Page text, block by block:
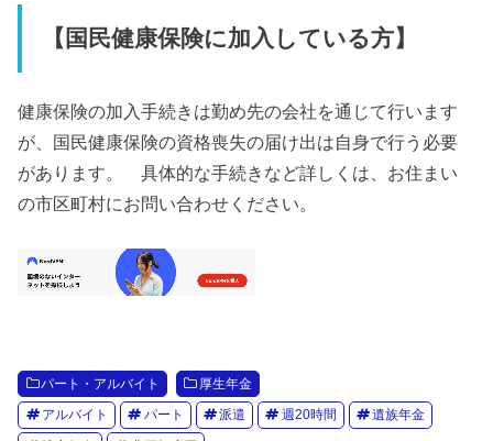
【国民健康保険に加入している方】
健康保険の加入手続きは勤め先の会社を通じて行います
が、国民健康保険の資格喪失の届け出は自身で行う必要
があります。 具体的な手続きなど詳しくは、お住まい
の市区町村にお問い合わせください。
パート・アルバイト 厚生年金
アルバイト パート 派遣 週20時間 遺族年金